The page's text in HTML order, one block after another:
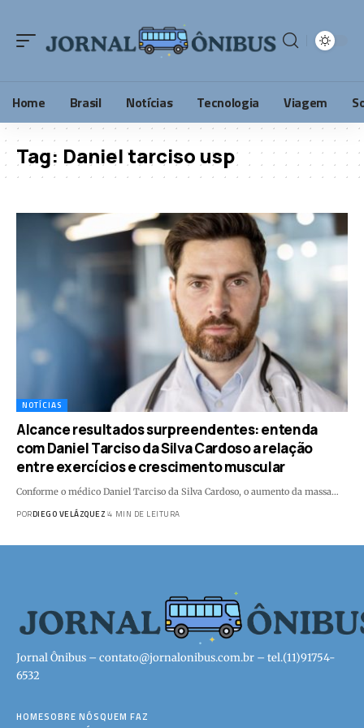
Home Brasil Notícias Tecnologia Viagem
Tag: Daniel tarciso usp
NOTÍCIAS
Alcance resultados surpreendentes: entenda
com Daniel Tarciso da Silva Cardoso a relação
entre exercícios e crescimento muscular
Conforme o médico Daniel Tarciso da Silva Cardoso, o aumento da massa…
PORDIEGO VELÁZQUEZ 4 MIN DE LEITURA
Jornal Ônibus – contato@jornalonibus.com.br – tel.(11)91754-
6532
HOMESOBRE NÓSQUEM FAZ